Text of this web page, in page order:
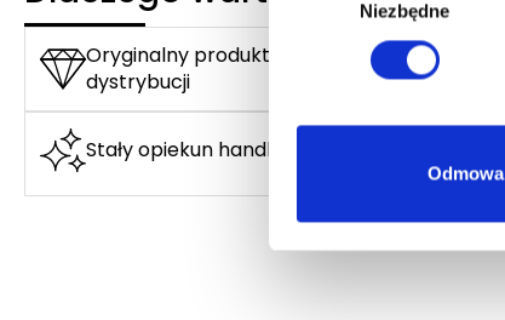
Niezbędne
Odmowa
Oryginalny produkt z autoryzowanej
dystrybucji
Stały opiekun handlowy